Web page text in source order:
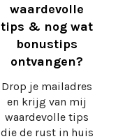
waardevolle
tips & nog wat
bonustips
ontvangen?
Drop je mailadres
en krijg van mij
waardevolle tips
die de rust in huis